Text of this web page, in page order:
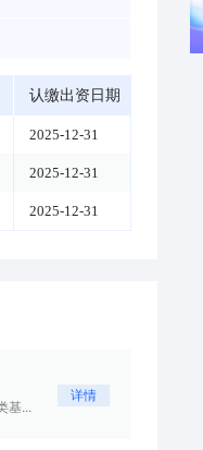
认缴出资日期
2025-12-31
2025-12-31
2025-12-31
基...
详情